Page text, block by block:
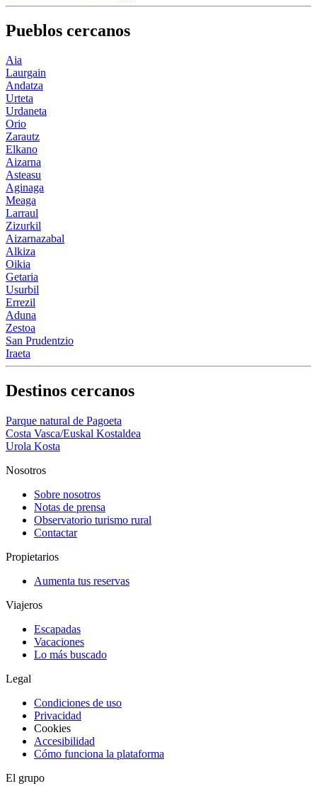
Pueblos cercanos
Aia
Laurgain
Andatza
Urteta
Urdaneta
Orio
Zarautz
Elkano
Aizarna
Asteasu
Aginaga
Meaga
Larraul
Zizurkil
Aizarnazabal
Alkiza
Oikia
Getaria
Usurbil
Errezil
Aduna
Zestoa
San Prudentzio
Iraeta
Destinos cercanos
Parque natural de Pagoeta
Costa Vasca/Euskal Kostaldea
Urola Kosta
Nosotros
Sobre nosotros
Notas de prensa
Observatorio turismo rural
Contactar
Propietarios
Aumenta tus reservas
Viajeros
Escapadas
Vacaciones
Lo más buscado
Legal
Condiciones de uso
Privacidad
Cookies
Accesibilidad
Cómo funciona la plataforma
El grupo